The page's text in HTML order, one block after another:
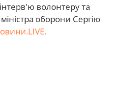
волонтеру та
оборони Сергію